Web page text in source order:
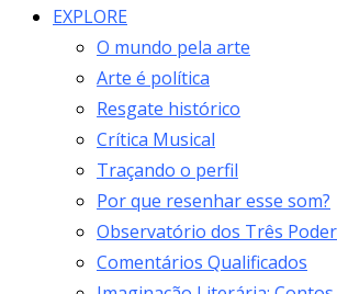
EXPLORE
O mundo pela arte
Arte é política
Resgate histórico
Crítica Musical
Traçando o perfil
Por que resenhar esse som?
Observatório dos Três
Comentários Qualificados